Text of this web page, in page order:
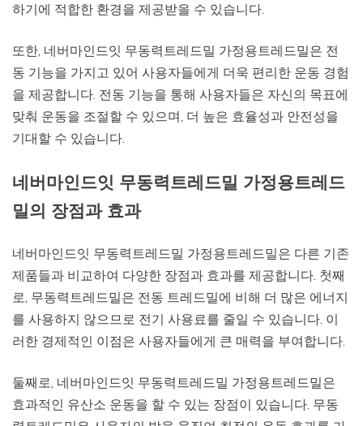
하기에 적합한 환경을 제공받을 수 있습니다.
또한, 네버마인드잇 무동력트레드밀 가정용트레드밀은 전
동 기능을 가지고 있어 사용자들에게 더욱 편리한 운동 경험
을 제공합니다. 전동 기능을 통해 사용자들은 자신의 목표에
맞춰 운동을 조절할 수 있으며, 더 높은 효율성과 안전성을
기대할 수 있습니다.
네버마인드잇 무동력트레드밀 가정용트레드
밀의 장점과 효과
네버마인드잇 무동력트레드밀 가정용트레드밀은 다른 기존
제품들과 비교하여 다양한 장점과 효과를 제공합니다. 첫째
로, 무동력트레드밀은 전동 트레드밀에 비해 더 많은 에너지
를 사용하지 않으므로 전기 사용료를 줄일 수 있습니다. 이
러한 경제적인 이점은 사용자들에게 큰 매력을 부여합니다.
둘째로, 네버마인드잇 무동력트레드밀 가정용트레드밀은
효과적인 유산소 운동을 할 수 있는 장점이 있습니다. 무동